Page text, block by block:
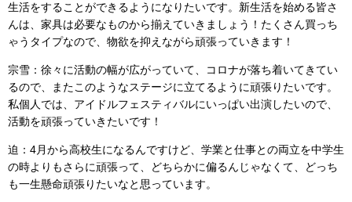
生活をすることができるようになりたいです。新生活を始める皆さ
んは、家具は必要なものから揃えていきましょう！たくさん買っち
ゃうタイプなので、物欲を抑えながら頑張っていきます！
宗雪：徐々に活動の幅が広がっていて、コロナが落ち着いてきてい
るので、またこのようなステージに立てるように頑張りたいです。
私個人では、アイドルフェスティバルにいっぱい出演したいので、
活動を頑張っていきたいです！
迫：4月から高校生になるんですけど、学業と仕事との両立を中学生
の時よりもさらに頑張って、どちらかに偏るんじゃなくて、どっち
も一生懸命頑張りたいなと思っています。